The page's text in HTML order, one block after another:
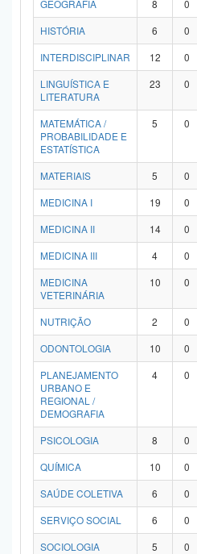
GEOGRAFIA
8 0
HISTÓRIA
6 0
INTERDISCIPLINAR
12 0
LINGUÍSTICA E
LITERATURA
23 0
MATEMÁTICA /
PROBABILIDADE E
ESTATÍSTICA
5 0
MATERIAIS 5 0
MEDICINA I
19 0
MEDICINA II
14 0
MEDICINA III
4 0
MEDICINA
VETERINÁRIA
10 0
NUTRIÇÃO 2 0
ODONTOLOGIA
10 0
PLANEJAMENTO
URBANO E
REGIONAL /
DEMOGRAFIA
4 0
PSICOLOGIA 8 0
QUÍMICA
10 0
SAÚDE COLETIVA
6 0
SERVIÇO SOCIAL
6 0
SOCIOLOGIA
5 0